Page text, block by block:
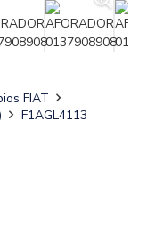
FIAT
F1AGL4113